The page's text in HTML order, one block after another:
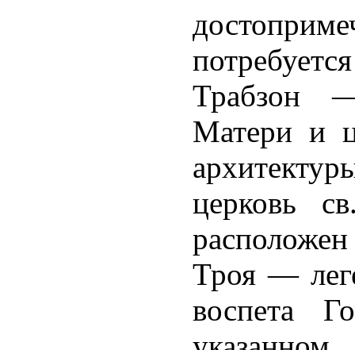
Трабзон
Матери и
церковь
Троя —
воспета